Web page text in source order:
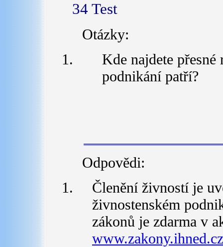
34 Test
Otázky:
Kde najdete
podnikání patří?
Odpovědi:
Členění živností je
živnostenském
zákonů je zdarma v
www.zakony.ihned.cz